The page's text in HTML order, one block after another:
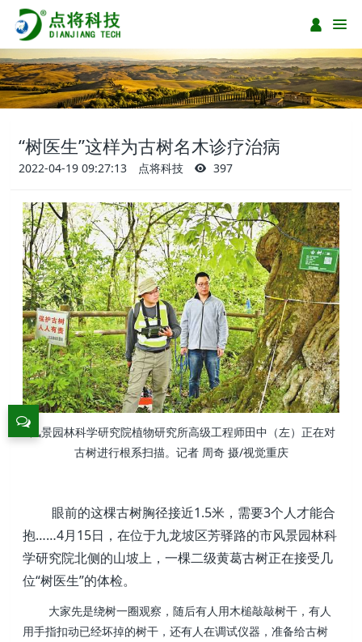
“树医生”这样为古树名木诊疗治病
2022-04-19 09:27:13 点将科技 397
风景园林科学研究院植物研究所高级工程师田中（左）正在对
古树进行根系扫描。记者 周奇 摄/视觉重庆
眼前的这棵古树胸径接近1.5米，需要3个人才能合
抱……4月15日，在位于九龙坡区芳驿路的市风景园林科
学研究院北侧的山坡上，一棵二级黄葛古树正在接受几
位“树医生”的体检。
大家先是绕树一圈观察，随后有人用木槌敲敲树干，有人
用手指扣动已经坏掉的树干，还有人在调试仪器，准备给古树